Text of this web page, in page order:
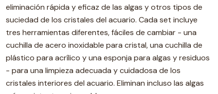
eliminación rápida y eficaz de las algas y otros tipos de
suciedad de los cristales del acuario. Cada set incluye
tres herramientas diferentes, fáciles de cambiar - una
cuchilla de acero inoxidable para cristal, una cuchilla de
plástico para acrílico y una esponja para algas y residuos
- para una limpieza adecuada y cuidadosa de los
cristales interiores del acuario. Eliminan incluso las algas